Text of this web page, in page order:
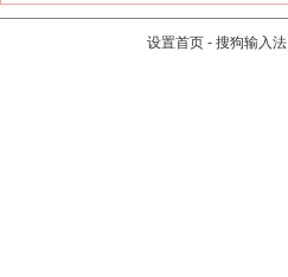
设置首页 - 搜狗输入法